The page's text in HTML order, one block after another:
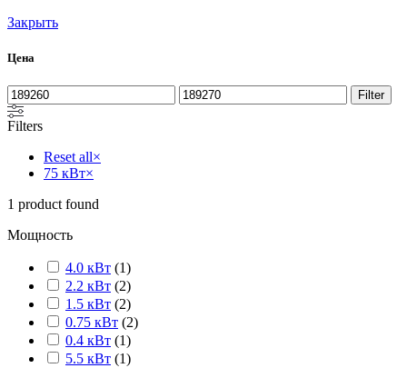
Закрыть
Цена
Filter
Filters
Reset all×
75 кВт×
1 product found
Мощность
4.0 кВт (1)
2.2 кВт (2)
1.5 кВт (2)
0.75 кВт (2)
0.4 кВт (1)
5.5 кВт (1)